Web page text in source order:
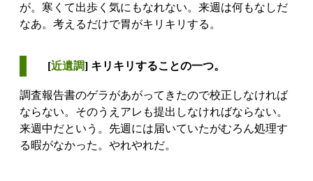
が。寒くて出歩く気にもなれない。来週は何もなしだ
なあ。考えるだけで胃がキリキリする。
[近遺調] キリキリすることの一つ。
調査報告書のゲラがあがってきたので校正しなければ
ならない。そのうえアレも提出しなければならない。
来週中だという。先週には届いていたがむろん処理す
る暇がなかった。やれやれだ。